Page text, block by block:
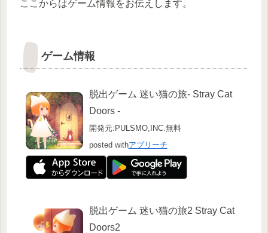
ここからはゲーム情報をお伝えします。
ゲーム情報
脱出ゲーム 迷い猫の旅- Stray Cat
Doors -
開発元: PULSMO,INC.無料
posted withアプリーチ
脱出ゲーム 迷い猫の旅2 Stray Cat
Doors2